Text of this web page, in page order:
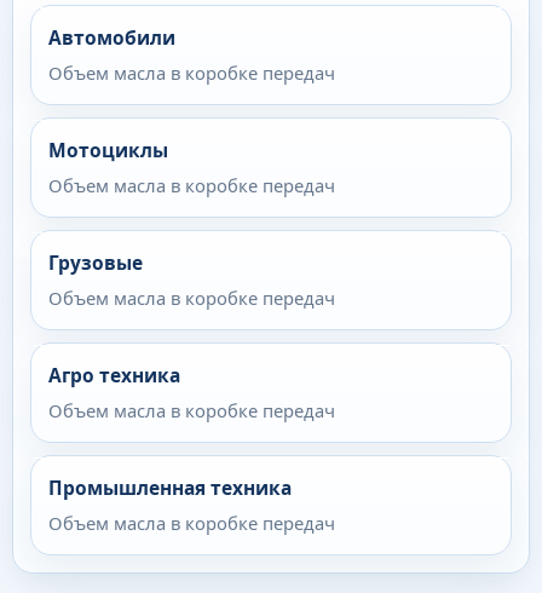
Автомобили
Объем масла в коробке передач
Мотоциклы
Объем масла в коробке передач
Грузовые
Объем масла в коробке передач
Агро техника
Объем масла в коробке передач
Промышленная техника
Объем масла в коробке передач